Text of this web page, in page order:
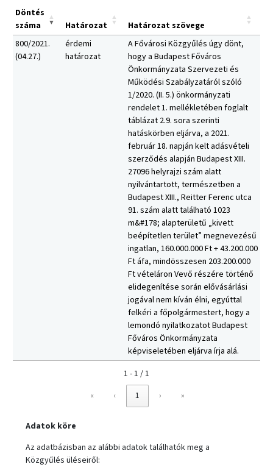
Döntés
száma
Határozat
Határozat szövege
800/2021.
(04.27.)
érdemi
határozat
A Fővárosi Közgyűlés úgy dönt,
hogy a Budapest Főváros
Önkormányzata Szervezeti és
Működési Szabályzatáról szóló
1/2020. (II. 5.) önkormányzati
rendelet 1. mellékletében foglalt
táblázat 2.9. sora szerinti
hatáskörben eljárva, a 2021.
február 18. napján kelt adásvételi
szerződés alapján Budapest XIII.
27096 helyrajzi szám alatt
nyilvántartott, természetben a
Budapest XIII., Reitter Ferenc utca
91. szám alatt található 1023
m&#178; alapterületű „kivett
beépítetlen terület” megnevezésű
ingatlan, 160.000.000 Ft + 43.200.000
Ft áfa, mindösszesen 203.200.000
Ft vételáron Vevő részére történő
elidegenítése során elővásárlási
jogával nem kíván élni, egyúttal
felkéri a főpolgármestert, hogy a
lemondó nyilatkozatot Budapest
Főváros Önkormányzata
képviseletében eljárva írja alá.
1 - 1 / 1
«
‹ 1 › »
Adatok köre
Az adatbázisban az alábbi adatok találhatók meg a
Közgyűlés üléseiről: